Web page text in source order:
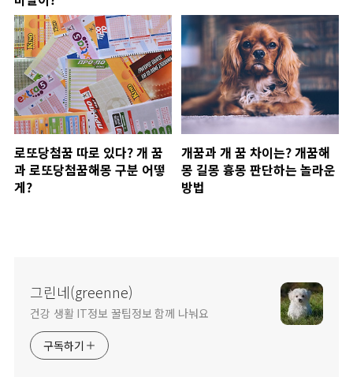
로또당첨꿈 따로 있다? 개 꿈
과 로또당첨꿈해몽 구분 어떻
게?
개꿈과 개 꿈 차이는? 개꿈해
몽 길몽 흉몽 판단하는 놀라운
방법
그린네(greenne)
건강 생활 IT정보 꿀팁정보 함께 나눠요
구독하기